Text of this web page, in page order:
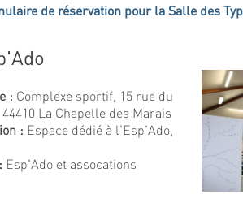
de réservation pour la Salle des
: Complexe sportif, 15 rue du
La Chapelle des Marais
: Espace dédié à l'Esp'Ado,
Esp'Ado et assocations